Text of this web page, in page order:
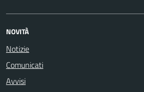
NOVITÀ
Notizie
Comunicati
Avvisi